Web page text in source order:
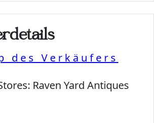
des Verkäufers
Raven Yard Antiques